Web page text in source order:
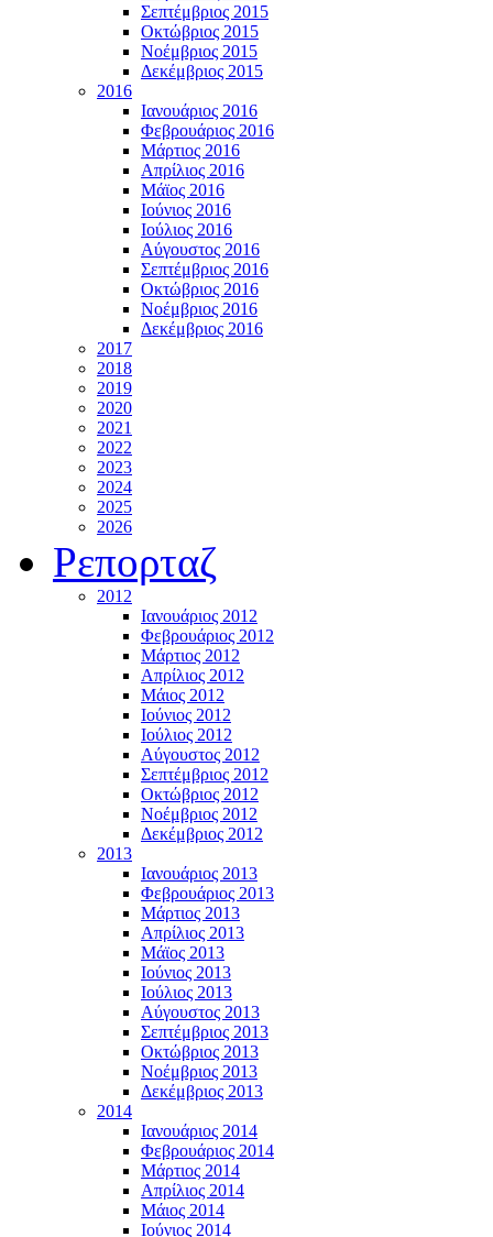
Σεπτέμβριος 2015
Οκτώβριος 2015
Νοέμβριος 2015
Δεκέμβριος 2015
2016
Ιανουάριος 2016
Φεβρουάριος 2016
Μάρτιος 2016
Απρίλιος 2016
Μάϊος 2016
Ιούνιος 2016
Ιούλιος 2016
Αύγουστος 2016
Σεπτέμβριος 2016
Οκτώβριος 2016
Νοέμβριος 2016
Δεκέμβριος 2016
2017
2018
2019
2020
2021
2022
2023
2024
2025
2026
Ρεπορταζ
2012
Ιανουάριος 2012
Φεβρουάριος 2012
Μάρτιος 2012
Απρίλιος 2012
Μάιος 2012
Ιούνιος 2012
Ιούλιος 2012
Αύγουστος 2012
Σεπτέμβριος 2012
Οκτώβριος 2012
Νοέμβριος 2012
Δεκέμβριος 2012
2013
Ιανουάριος 2013
Φεβρουάριος 2013
Μάρτιος 2013
Απρίλιος 2013
Μάϊος 2013
Ιούνιος 2013
Ιούλιος 2013
Αύγουστος 2013
Σεπτέμβριος 2013
Οκτώβριος 2013
Νοέμβριος 2013
Δεκέμβριος 2013
2014
Ιανουάριος 2014
Φεβρουάριος 2014
Μάρτιος 2014
Απρίλιος 2014
Μάιος 2014
Ιούνιος 2014